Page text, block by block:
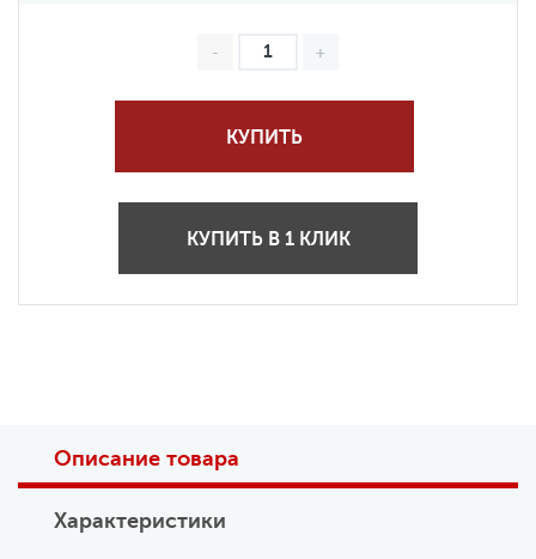
КУПИТЬ
КУПИТЬ В 1 КЛИК
Описание товара
Характеристики